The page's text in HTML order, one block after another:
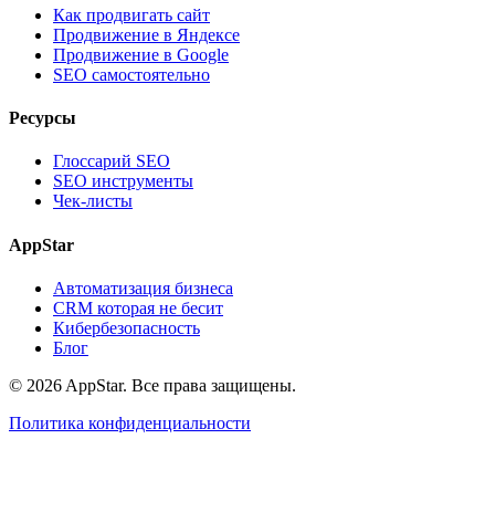
Как продвигать сайт
Продвижение в Яндексе
Продвижение в Google
SEO самостоятельно
Ресурсы
Глоссарий SEO
SEO инструменты
Чек-листы
AppStar
Автоматизация бизнеса
CRM которая не бесит
Кибербезопасность
Блог
© 2026 AppStar. Все права защищены.
Политика конфиденциальности